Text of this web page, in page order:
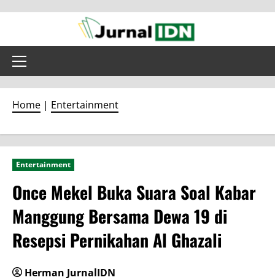
content
Primary
Home | Entertainment
Entertainment
Once Mekel Buka Suara Soal Kabar
Manggung Bersama Dewa 19 di
Resepsi Pernikahan Al Ghazali
Herman JurnalIDN